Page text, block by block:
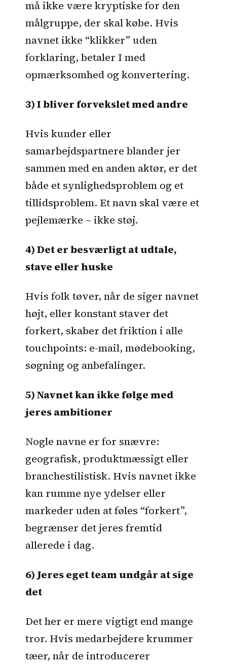
må ikke være kryptiske for den
målgruppe, der skal købe. Hvis
navnet ikke “klikker” uden
forklaring, betaler I med
opmærksomhed og konvertering.
3) I bliver forvekslet med andre
Hvis kunder eller
samarbejdspartnere blander jer
sammen med en anden aktør, er det
både et synlighedsproblem og et
tillidsproblem. Et navn skal være et
pejlemærke – ikke støj.
4) Det er besværligt at udtale,
stave eller huske
Hvis folk tøver, når de siger navnet
højt, eller konstant staver det
forkert, skaber det friktion i alle
touchpoints: e-mail, mødebooking,
søgning og anbefalinger.
5) Navnet kan ikke følge med
jeres ambitioner
Nogle navne er for snævre:
geografisk, produktmæssigt eller
branchestilistisk. Hvis navnet ikke
kan rumme nye ydelser eller
markeder uden at føles “forkert”,
begrænser det jeres fremtid
allerede i dag.
6) Jeres eget team undgår at sige
det
Det her er mere vigtigt end mange
tror. Hvis medarbejdere krummer
tæer, når de introducerer